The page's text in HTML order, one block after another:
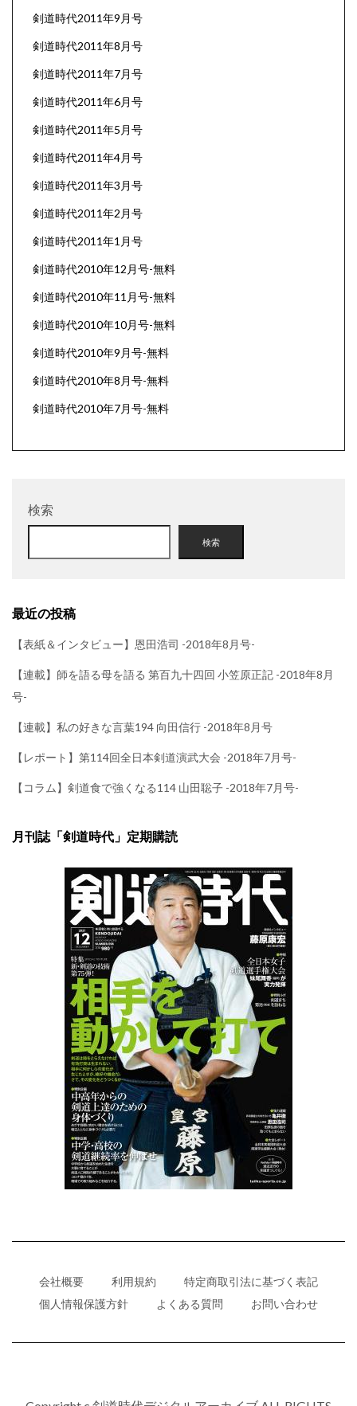
剣道時代2011年9月号
剣道時代2011年8月号
剣道時代2011年7月号
剣道時代2011年6月号
剣道時代2011年5月号
剣道時代2011年4月号
剣道時代2011年3月号
剣道時代2011年2月号
剣道時代2011年1月号
剣道時代2010年12月号-無料
剣道時代2010年11月号-無料
剣道時代2010年10月号-無料
剣道時代2010年9月号-無料
剣道時代2010年8月号-無料
剣道時代2010年7月号-無料
検索
検索
最近の投稿
【表紙＆インタビュー】恩田浩司 -2018年8月号-
【連載】師を語る母を語る 第百九十四回 小笠原正記 -2018年8月
号-
【連載】私の好きな言葉194 向田信行 -2018年8月号
【レポート】第114回全日本剣道演武大会 -2018年7月号-
【コラム】剣道食で強くなる114 山田聡子 -2018年7月号-
月刊誌「剣道時代」定期購読
会社概要 利用規約
特定商取引法に基づく表記
個人情報保護方針
よくある質問 お問い合わせ